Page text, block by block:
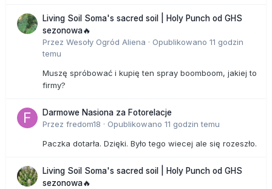
Living Soil Soma's sacred soil | Holy Punch od GHS
sezonowa🔥
Przez Wesoły Ogród Aliena · Opublikowano 11 godzin
temu
Muszę spróbować i kupię ten spray boomboom, jakiej to
firmy?
Darmowe Nasiona za Fotorelacje
Przez fredom18 · Opublikowano 11 godzin temu
Paczka dotarła. Dzięki. Było tego wiecej ale się rozeszło.
Living Soil Soma's sacred soil | Holy Punch od GHS
sezonowa🔥